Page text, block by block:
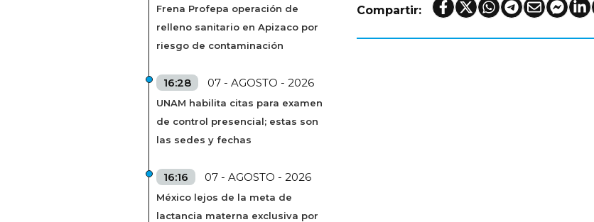
Frena Profepa operación de
relleno sanitario en Apizaco por
riesgo de contaminación
16:28 07 - AGOSTO - 2026
UNAM habilita citas para examen
de control presencial; estas son
las sedes y fechas
16:16 07 - AGOSTO - 2026
México lejos de la meta de
lactancia materna exclusiva por
Compartir: